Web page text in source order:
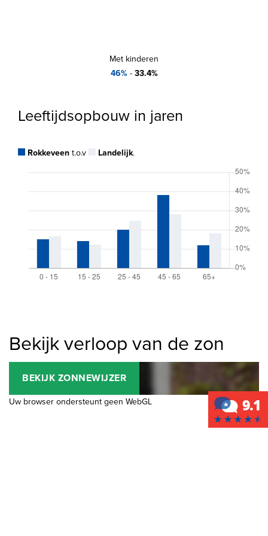
Met kinderen
46%- 33.4%
Leeftijdsopbouw in jaren
Rokkeveen t.o.v Landelijk.
Bekijk verloop van de zon
BEKIJK ZONNEWIJZER
Uw browser ondersteunt geen WebGL